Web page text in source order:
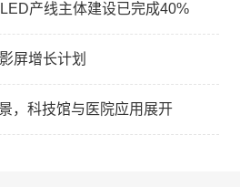
产线主体建设已完成40%
屏增长计划
，科技馆与医院应用展开